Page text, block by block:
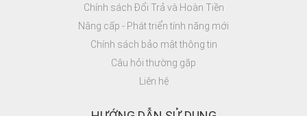
Chính sách Đổi Trả và Hoàn Tiền
Nâng cấp - Phát triển tính năng mới
Chính sách bảo mật thông tin
Câu hỏi thường gặp
Liên hệ